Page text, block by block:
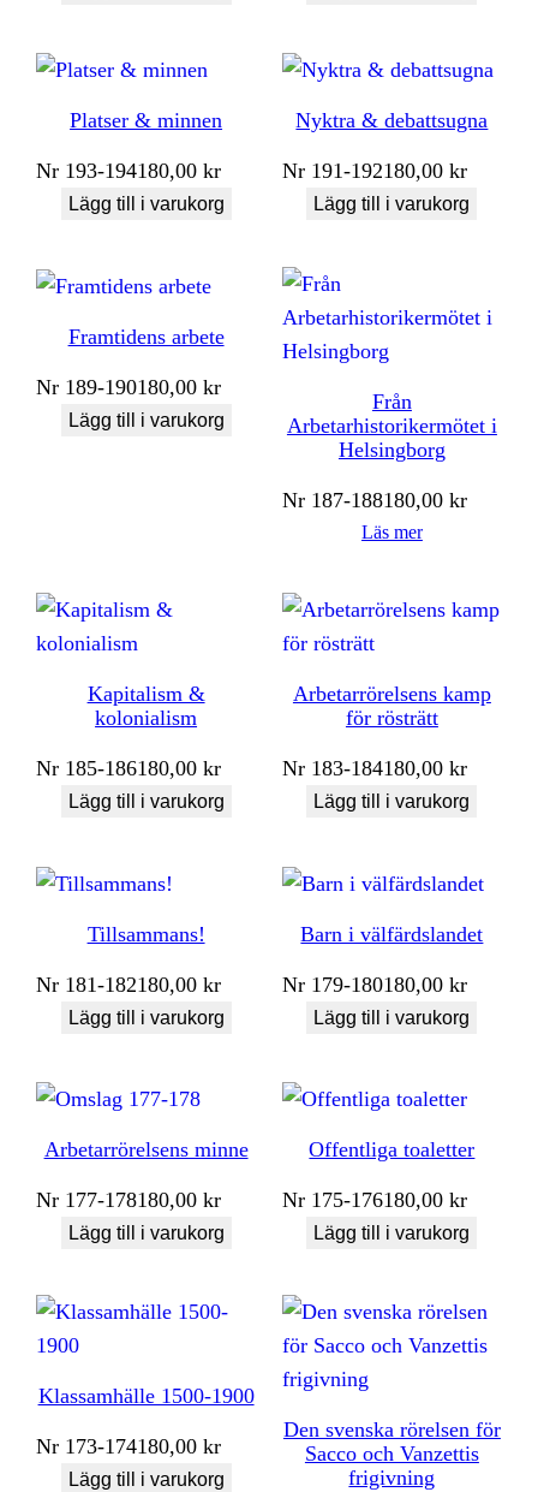
Platser & minnen
Nr 193-194180,00kr
Lägg till i varukorg
Nyktra & debattsugna
Nr 191-192180,00kr
Lägg till i varukorg
Framtidens arbete
Nr 189-190180,00kr
Lägg till i varukorg
Från
Arbetarhistorikermötet i
Helsingborg
Nr 187-188180,00kr
Läs mer
Kapitalism &
kolonialism
Nr 185-186180,00kr
Lägg till i varukorg
Arbetarrörelsens kamp
för rösträtt
Nr 183-184180,00kr
Lägg till i varukorg
Tillsammans!
Nr 181-182180,00kr
Lägg till i varukorg
Barn i välfärdslandet
Nr 179-180180,00kr
Lägg till i varukorg
Arbetarrörelsens minne
Nr 177-178180,00kr
Lägg till i varukorg
Offentliga toaletter
Nr 175-176180,00kr
Lägg till i varukorg
Klassamhälle 1500-1900
Nr 173-174180,00kr
Lägg till i varukorg
Den svenska rörelsen för
Sacco och Vanzettis
frigivning